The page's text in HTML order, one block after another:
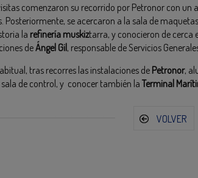
comenzaron su recorrido por Petronor con un
Posteriormente, se acercaron a la sala de
la refinería muskiztarra, y conocieron de cerca
deÁngel Gil, responsable de Servicios
tras recorres las instalaciones de Petronor,
de control, y conocer también la Terminal
VOLVER